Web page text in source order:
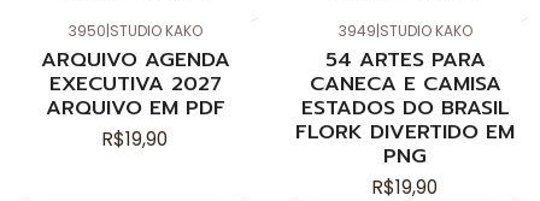
3950|STUDIO KAKO
ARQUIVO AGENDA
EXECUTIVA 2027
ARQUIVO EM PDF
R$19,90
3949|STUDIO KAKO
54 ARTES PARA
CANECA E CAMISA
ESTADOS DO BRASIL
FLORK DIVERTIDO EM
PNG
R$19,90